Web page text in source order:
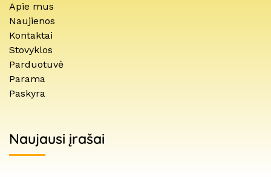
Apie mus
Naujienos
Kontaktai
Stovyklos
Parduotuvė
Parama
Paskyra
Naujausi įrašai